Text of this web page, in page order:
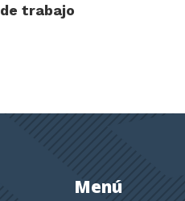
de trabajo
Menú